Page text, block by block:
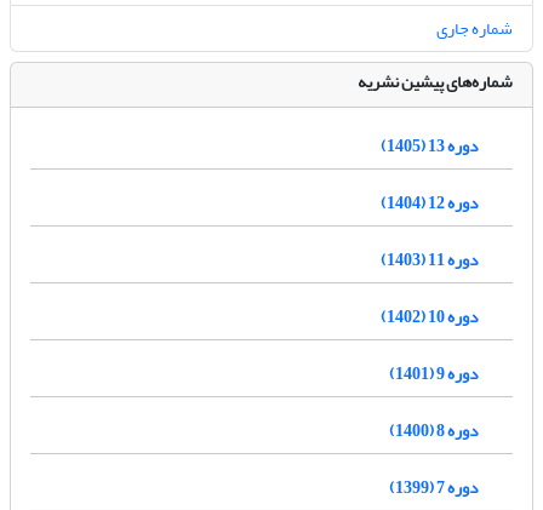
شماره جاری
شماره‌های پیشین نشریه
دوره 13 (1405)
دوره 12 (1404)
دوره 11 (1403)
دوره 10 (1402)
دوره 9 (1401)
دوره 8 (1400)
دوره 7 (1399)